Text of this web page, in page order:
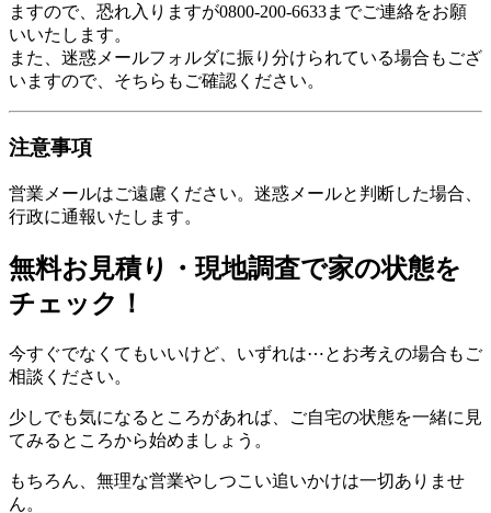
ますので、恐れ入りますが0800-200-6633までご連絡をお願
いいたします。
また、迷惑メールフォルダに振り分けられている場合もござ
いますので、そちらもご確認ください。
注意事項
営業メールはご遠慮ください。迷惑メールと判断した場合、
行政に通報いたします。
無料お見積り・現地調査で家の状態を
チェック！
今すぐでなくてもいいけど、いずれは⋯とお考えの場合もご
相談ください。
少しでも気になるところがあれば、ご自宅の状態を一緒に見
てみるところから始めましょう。
もちろん、無理な営業やしつこい追いかけは一切ありませ
ん。